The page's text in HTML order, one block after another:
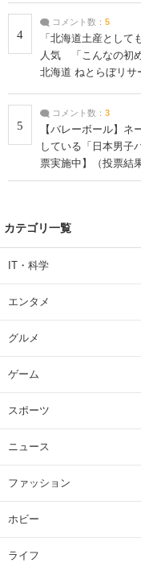
4
コメント数： 5
「北海道土産として
人気 「こんなの初
北海道 ねとらぼリサ
5
コメント数： 3
【バレーボール】
している「日本男子
票実施中】（投票結
カテゴリ一覧
IT・科学
エンタメ
グルメ
ゲーム
スポーツ
ニュース
ファッション
ホビー
ライフ